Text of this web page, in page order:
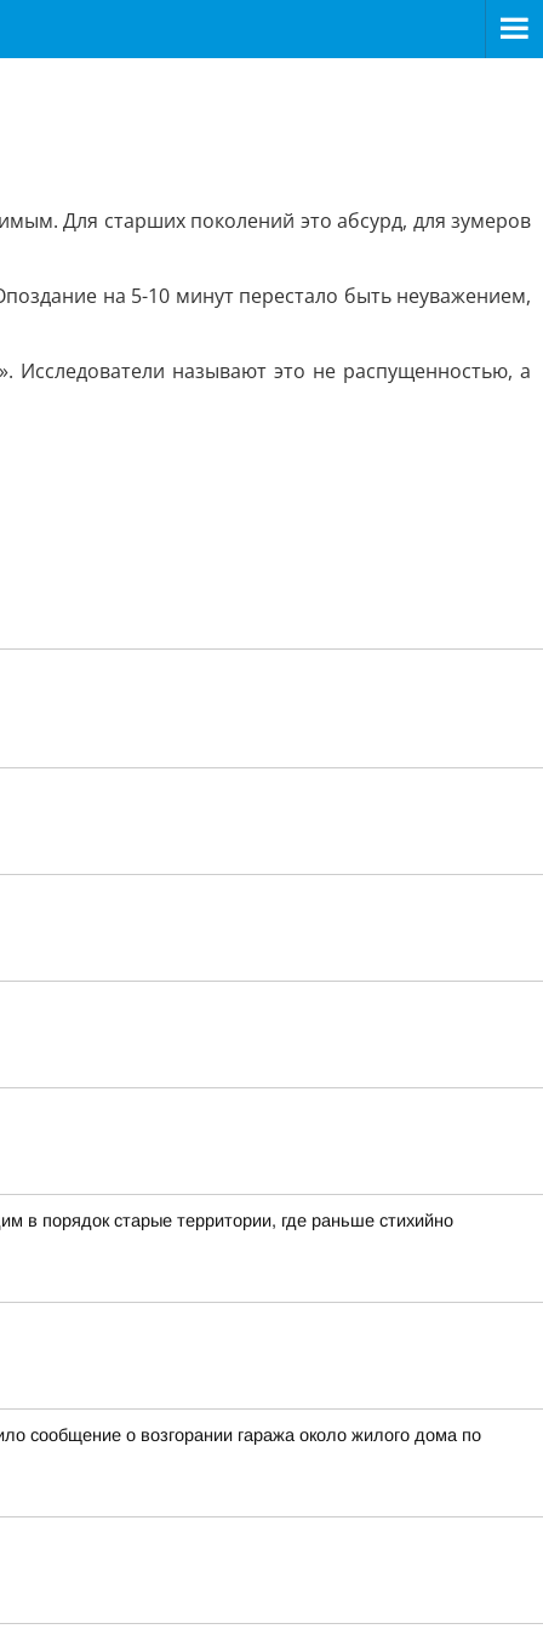
Для старших поколений это абсурд, для зумеров
на 5-10 минут перестало быть неуважением,
называют это не распущенностью, а
в порядок старые территории, где раньше стихийно
сообщение о возгорании гаража около жилого дома по